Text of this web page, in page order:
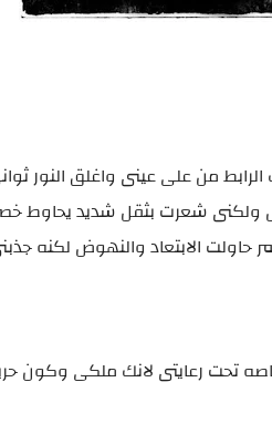
من على عينى واغلق النور
شعرت بثقل شديد يحاوط خصرى
الابتعاد والنهوض لكنه
تحت رعايتى لانك ملكى وكون